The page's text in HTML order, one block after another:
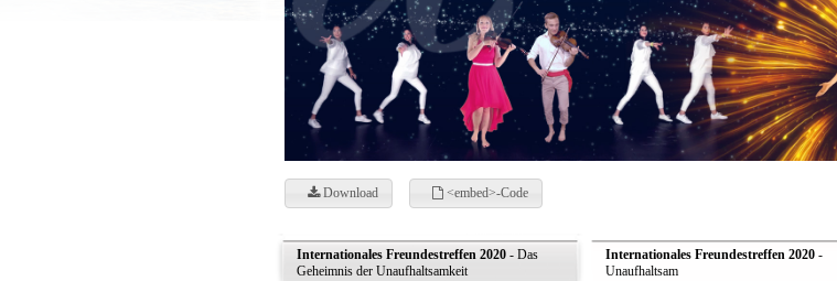
Download <embed>-Code
Internationales Freundestreffen 2020- Das
Geheimnis der Unaufhaltsamkeit
Internationales Freundestreffen 2020-
Unaufhaltsam